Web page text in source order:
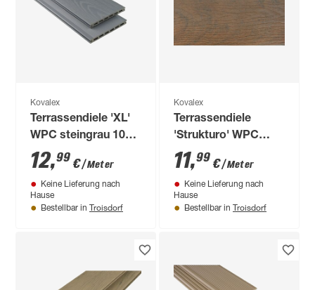
Kovalex
Terrassendiele 'XL'
WPC steingrau 1000
x 190 x 20 mm
12,99 €/ Meter
Keine Lieferung nach
Hause
Bestellbar in Troisdorf
Kovalex
Terrassendiele
'Strukturo' WPC
kastanie 1000 x 145
x 20 mm
11,99 €/ Meter
Keine Lieferung nach
Hause
Bestellbar in Troisdorf